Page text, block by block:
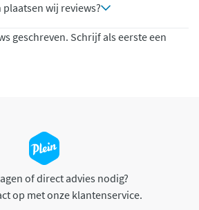
wij reviews?
geschreven. Schrijf als eerste een
of direct advies nodig?
op met onze klantenservice.